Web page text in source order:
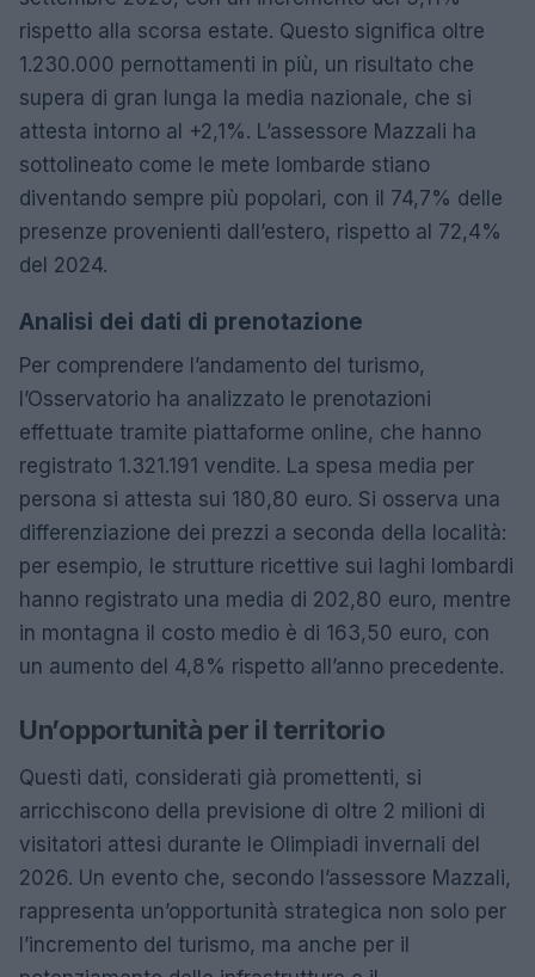
rispetto alla scorsa estate. Questo significa oltre
1.230.000 pernottamenti in più, un risultato che
supera di gran lunga la media nazionale, che si
attesta intorno al +2,1%. L’assessore Mazzali ha
sottolineato come le mete lombarde stiano
diventando sempre più popolari, con il 74,7% delle
presenze provenienti dall’estero, rispetto al 72,4%
del 2024.
Analisi dei dati di prenotazione
Per comprendere l’andamento del turismo,
l’Osservatorio ha analizzato le prenotazioni
effettuate tramite piattaforme online, che hanno
registrato 1.321.191 vendite. La spesa media per
persona si attesta sui 180,80 euro. Si osserva una
differenziazione dei prezzi a seconda della località:
per esempio, le strutture ricettive sui laghi lombardi
hanno registrato una media di 202,80 euro, mentre
in montagna il costo medio è di 163,50 euro, con
un aumento del 4,8% rispetto all’anno precedente.
Un’opportunità per il territorio
Questi dati, considerati già promettenti, si
arricchiscono della previsione di oltre 2 milioni di
visitatori attesi durante le Olimpiadi invernali del
2026. Un evento che, secondo l’assessore Mazzali,
rappresenta un’opportunità strategica non solo per
l’incremento del turismo, ma anche per il